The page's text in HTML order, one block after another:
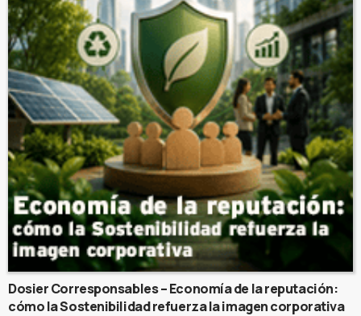
Dosier Corresponsables – Economía de la reputación:
cómo la Sostenibilidad refuerza la imagen corporativa